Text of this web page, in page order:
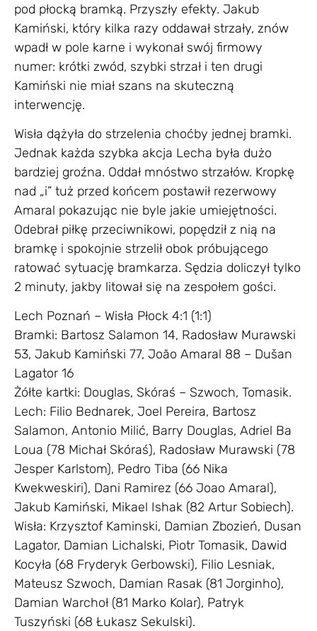
pod płocką bramką. Przyszły efekty. Jakub
Kamiński, który kilka razy oddawał strzały, znów
wpadł w pole karne i wykonał swój firmowy
numer: krótki zwód, szybki strzał i ten drugi
Kamiński nie miał szans na skuteczną
interwencję.
Wisła dążyła do strzelenia choćby jednej bramki.
Jednak każda szybka akcja Lecha była dużo
bardziej groźna. Oddał mnóstwo strzałów. Kropkę
nad „i” tuż przed końcem postawił rezerwowy
Amaral pokazując nie byle jakie umiejętności.
Odebrał piłkę przeciwnikowi, popędził z nią na
bramkę i spokojnie strzelił obok próbującego
ratować sytuację bramkarza. Sędzia doliczył tylko
2 minuty, jakby litował się na zespołem gości.
Lech Poznań – Wisła Płock 4:1 (1:1)
Bramki: Bartosz Salamon 14, Radosław Murawski
53, Jakub Kamiński 77, João Amaral 88 – Dušan
Lagator 16
Żółte kartki: Douglas, Skóraś – Szwoch, Tomasik.
Lech: Filio Bednarek, Joel Pereira, Bartosz
Salamon, Antonio Milić, Barry Douglas, Adriel Ba
Loua (78 Michał Skóraś), Radosław Murawski (78
Jesper Karlstom), Pedro Tiba (66 Nika
Kwekweskiri), Dani Ramirez (66 Joao Amaral),
Jakub Kamiński, Mikael Ishak (82 Artur Sobiech).
Wisła: Krzysztof Kaminski, Damian Zbozień, Dusan
Lagator, Damian Lichalski, Piotr Tomasik, Dawid
Kocyła (68 Fryderyk Gerbowski), Filio Lesniak,
Mateusz Szwoch, Damian Rasak (81 Jorginho),
Damian Warchoł (81 Marko Kolar), Patryk
Tuszyński (68 Łukasz Sekulski).